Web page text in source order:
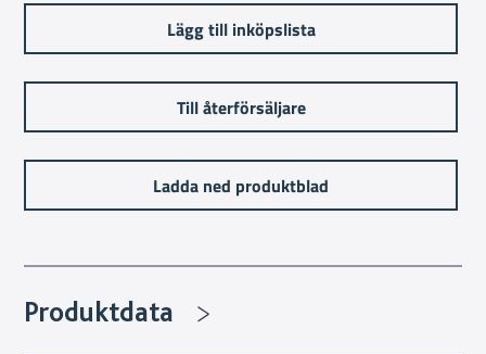
Lägg till inköpslista
Till återförsäljare
Ladda ned produktblad
Produktdata